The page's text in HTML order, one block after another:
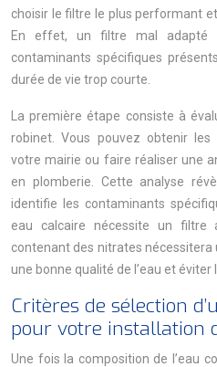
choisir le filtre le plus performant
En effet, un filtre mal adapté
contaminants spécifiques
durée de vie trop courte.
La première étape consiste à
robinet. Vous pouvez obtenir les
votre mairie ou faire réaliser une
en plomberie. Cette analyse
identifie les contaminants
eau calcaire nécessite un filtre
contenant des nitrates
une bonne qualité de l’eau et
Critères de sélection
pour votre installation
Une fois la composition de l’eau